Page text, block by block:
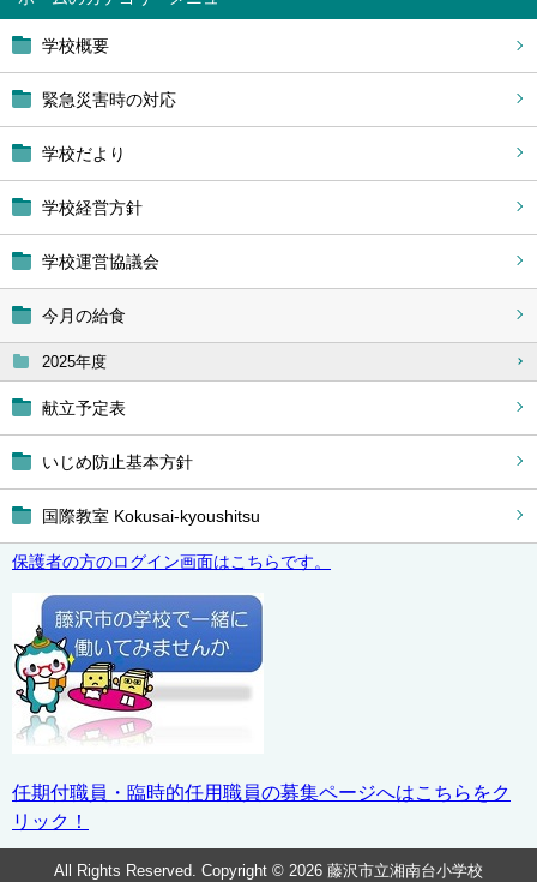
学校概要
緊急災害時の対応
学校だより
学校経営方針
学校運営協議会
今月の給食
2025年度
献立予定表
いじめ防止基本方針
国際教室 Kokusai-kyoushitsu
保護者の方のログイン画面はこちらです。
任期付職員・臨時的任用職員の募集ページへはこちらをク
リック！
All Rights Reserved. Copyright © 2026 藤沢市立湘南台小学校